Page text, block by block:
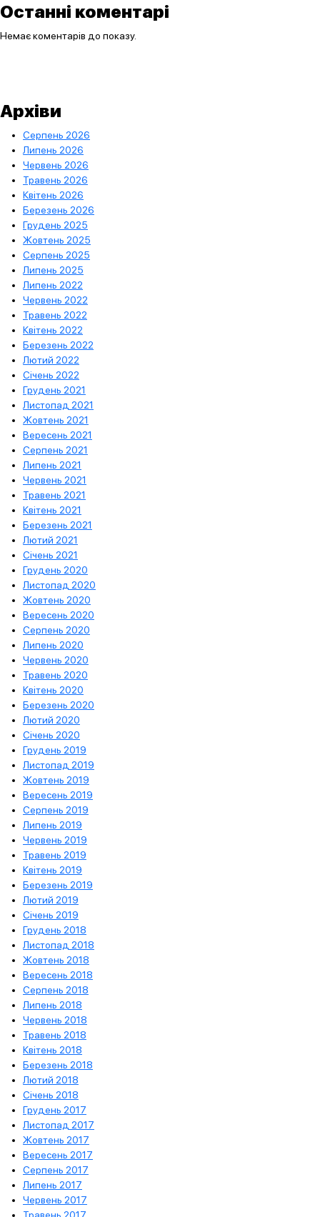
Останні коментарі
Немає коментарів до показу.
Архіви
Серпень 2026
Липень 2026
Червень 2026
Травень 2026
Квітень 2026
Березень 2026
Грудень 2025
Жовтень 2025
Серпень 2025
Липень 2025
Липень 2022
Червень 2022
Травень 2022
Квітень 2022
Березень 2022
Лютий 2022
Січень 2022
Грудень 2021
Листопад 2021
Жовтень 2021
Вересень 2021
Серпень 2021
Липень 2021
Червень 2021
Травень 2021
Квітень 2021
Березень 2021
Лютий 2021
Січень 2021
Грудень 2020
Листопад 2020
Жовтень 2020
Вересень 2020
Серпень 2020
Липень 2020
Червень 2020
Травень 2020
Квітень 2020
Березень 2020
Лютий 2020
Січень 2020
Грудень 2019
Листопад 2019
Жовтень 2019
Вересень 2019
Серпень 2019
Липень 2019
Червень 2019
Травень 2019
Квітень 2019
Березень 2019
Лютий 2019
Січень 2019
Грудень 2018
Листопад 2018
Жовтень 2018
Вересень 2018
Серпень 2018
Липень 2018
Червень 2018
Травень 2018
Квітень 2018
Березень 2018
Лютий 2018
Січень 2018
Грудень 2017
Листопад 2017
Жовтень 2017
Вересень 2017
Серпень 2017
Липень 2017
Червень 2017